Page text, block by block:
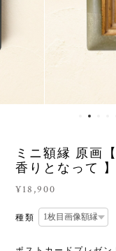
ミニ額縁 原画
香りとなって 】
¥18,900
種類